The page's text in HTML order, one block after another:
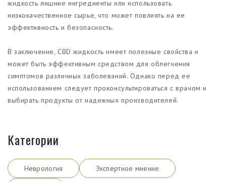
жидкость лишние ингредиенты или использовать
низкокачественное сырье, что может повлиять на ее
эффективность и безопасность.
В заключение, CBD жидкость имеет полезные свойства и
может быть эффективным средством для облегчения
симптомов различных заболеваний. Однако перед ее
использованием следует проконсультироваться с врачом и
выбирать продукты от надежных производителей.
Категории
Неврология Экспертное мнение